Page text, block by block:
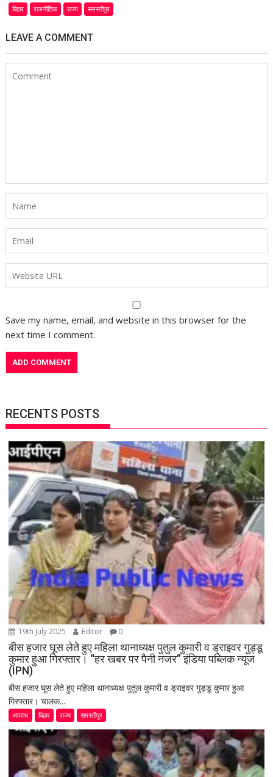
बिहार राजनीतिक राज्य समस्तीपुर
LEAVE A COMMENT
Save my name, email, and website in this browser for the
next time I comment.
RECENTS POSTS
19th July 2025 Editor 0
बीस हजार घूस लेते हुए महिला थानाध्यक्ष पुतुल कुमारी व ड्राइवर गुड्डू
कुमार हुआ गिरफ्तार। “हर खबर पर पैनी नजर” इंडिया पब्लिक न्यूज
(IPN)
बीस हजार घूस लेते हुए महिला थानाध्यक्ष पुतुल कुमारी व ड्राइवर गुड्डू कुमार हुआ
गिरफ्तार। चालक...
अपराध बिहार राज्य समस्तीपुर